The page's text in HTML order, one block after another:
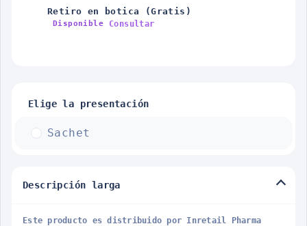
Retiro en botica (Gratis)
Disponible Consultar
Elige la presentación
Sachet
Descripción larga
Este producto es distribuido por Inretail Pharma